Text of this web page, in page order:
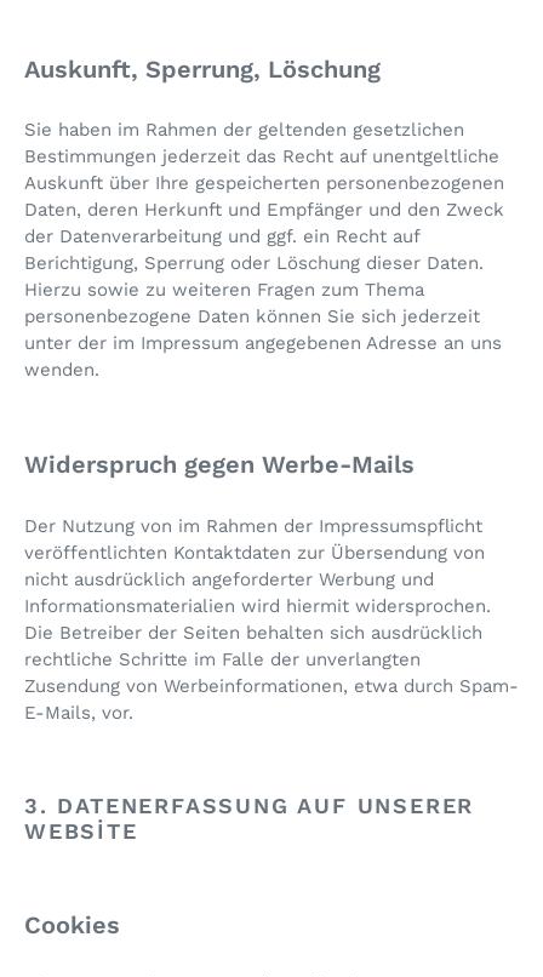
Auskunft, Sperrung, Löschung
Sie haben im Rahmen der geltenden gesetzlichen
Bestimmungen jederzeit das Recht auf unentgeltliche
Auskunft über Ihre gespeicherten personenbezogenen
Daten, deren Herkunft und Empfänger und den Zweck
der Datenverarbeitung und ggf. ein Recht auf
Berichtigung, Sperrung oder Löschung dieser Daten.
Hierzu sowie zu weiteren Fragen zum Thema
personenbezogene Daten können Sie sich jederzeit
unter der im Impressum angegebenen Adresse an uns
wenden.
Widerspruch gegen Werbe-Mails
Der Nutzung von im Rahmen der Impressumspflicht
veröffentlichten Kontaktdaten zur Übersendung von
nicht ausdrücklich angeforderter Werbung und
Informationsmaterialien wird hiermit widersprochen.
Die Betreiber der Seiten behalten sich ausdrücklich
rechtliche Schritte im Falle der unverlangten
Zusendung von Werbeinformationen, etwa durch Spam-
E-Mails, vor.
3. DATENERFASSUNG AUF UNSERER
WEBSITE
Cookies